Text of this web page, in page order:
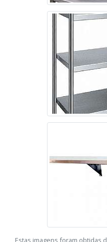
Estas imagens foram obtidas